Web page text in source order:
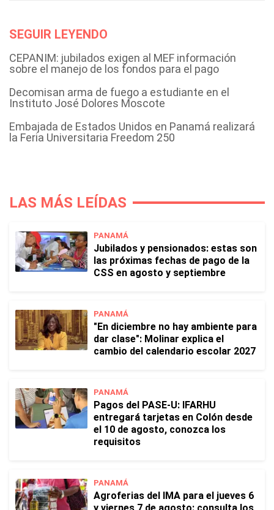
SEGUIR LEYENDO
CEPANIM: jubilados exigen al MEF información
sobre el manejo de los fondos para el pago
Decomisan arma de fuego a estudiante en el
Instituto José Dolores Moscote
Embajada de Estados Unidos en Panamá realizará
la Feria Universitaria Freedom 250
LAS MÁS LEÍDAS
PANAMÁ
Jubilados y pensionados: estas son
las próximas fechas de pago de la
CSS en agosto y septiembre
PANAMÁ
"En diciembre no hay ambiente para
dar clase": Molinar explica el
cambio del calendario escolar 2027
PANAMÁ
Pagos del PASE-U: IFARHU
entregará tarjetas en Colón desde
el 10 de agosto, conozca los
requisitos
PANAMÁ
Agroferias del IMA para el jueves 6